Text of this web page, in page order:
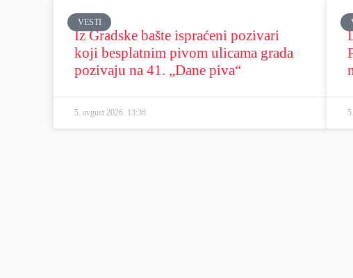
VESTI
Iz Gradske bašte ispraćeni pozivari
koji besplatnim pivom ulicama grada
pozivaju na 41. „Dane piva“
5. avgust 2026. 13:36